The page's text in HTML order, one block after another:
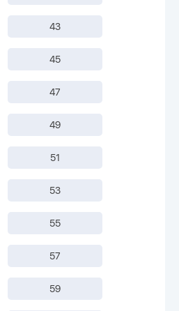
43
45
47
49
51
53
55
57
59